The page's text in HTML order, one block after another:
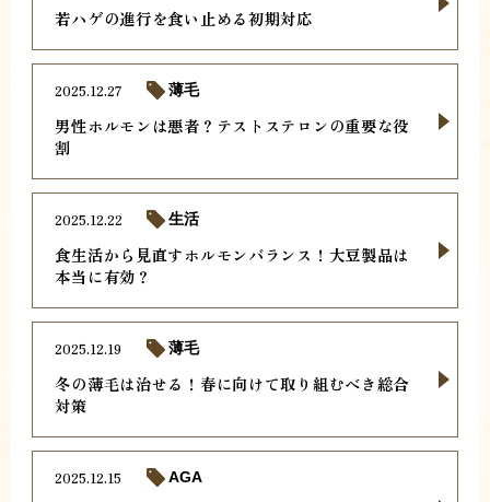
若ハゲの進行を食い止める初期対応
男性ホルモンは悪者？テストステロンの重要な役
割
2025.12.27 薄毛
食生活から見直すホルモンバランス！大豆製品は
本当に有効？
2025.12.22 生活
冬の薄毛は治せる！春に向けて取り組むべき総合
対策
2025.12.19 薄毛
2025.12.15 AGA